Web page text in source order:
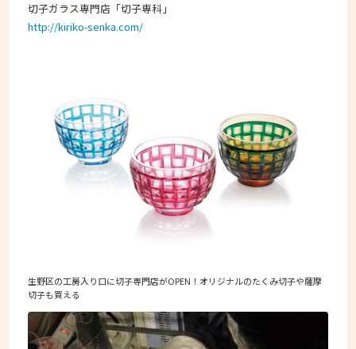
切子ガラス専門店「切子専科」
http://kiriko-senka.com/
生野区の工房入り口に切子専門店がOPEN！オリジナルのたくみ切子や薩摩
切子も買える